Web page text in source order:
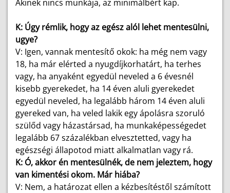
Akinek nincs munkája, az minimálbért kap.
K: Úgy rémlik, hogy az egész alól lehet mentesülni,
ugye?
V: Igen, vannak mentesítő okok: ha még nem vagy
18, ha már elérted a nyugdíjkorhatárt, ha terhes
vagy, ha anyaként egyedül neveled a 6 évesnél
kisebb gyerekedet, ha 14 éven aluli gyerekedet
egyedül neveled, ha legalább három 14 éven aluli
gyereked van, ha veled lakik egy ápolásra szoruló
szülőd vagy házastársad, ha munkaképességedet
legalább 67 százalékban elvesztetted, vagy ha
egészségi állapotod miatt alkalmatlan vagy rá.
K: Ó, akkor én mentesülnék, de nem jeleztem, hogy
van kimentési okom. Már hiába?
V: Nem, a határozat ellen a kézbesítéstől számított